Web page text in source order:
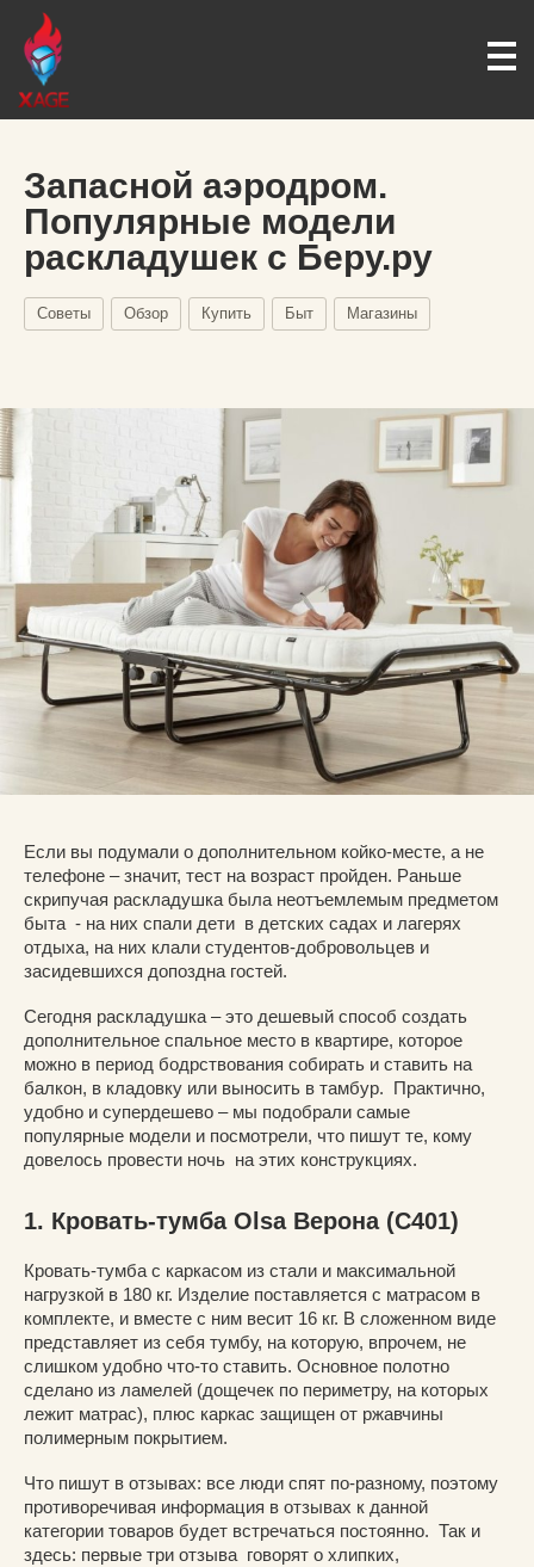
Запасной аэродром.
Популярные модели
раскладушек с Беру.ру
Советы Обзор Купить Быт Магазины
Если вы подумали о дополнительном койко-месте, а не
телефоне – значит, тест на возраст пройден. Раньше
скрипучая раскладушка была неотъемлемым предметом
быта - на них спали дети в детских садах и лагерях
отдыха, на них клали студентов-добровольцев и
засидевшихся допоздна гостей.
Сегодня раскладушка – это дешевый способ создать
дополнительное спальное место в квартире, которое
можно в период бодрствования собирать и ставить на
балкон, в кладовку или выносить в тамбур. Практично,
удобно и супердешево – мы подобрали самые
популярные модели и посмотрели, что пишут те, кому
довелось провести ночь на этих конструкциях.
1. Кровать-тумба Olsa Верона (С401)
Кровать-тумба с каркасом из стали и максимальной
нагрузкой в 180 кг. Изделие поставляется с матрасом в
комплекте, и вместе с ним весит 16 кг. В сложенном виде
представляет из себя тумбу, на которую, впрочем, не
слишком удобно что-то ставить. Основное полотно
сделано из ламелей (дощечек по периметру, на которых
лежит матрас), плюс каркас защищен от ржавчины
полимерным покрытием.
Что пишут в отзывах: все люди спят по-разному, поэтому
противоречивая информация в отзывах к данной
категории товаров будет встречаться постоянно. Так и
здесь: первые три отзыва говорят о хлипких,